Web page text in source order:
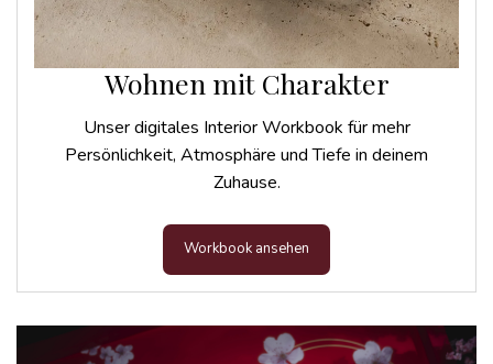
Wohnen mit Charakter
Unser digitales Interior Workbook für mehr
Persönlichkeit, Atmosphäre und Tiefe in deinem
Zuhause.
Workbook ansehen